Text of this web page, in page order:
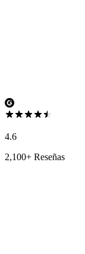
4.6
2,100+ Reseñas